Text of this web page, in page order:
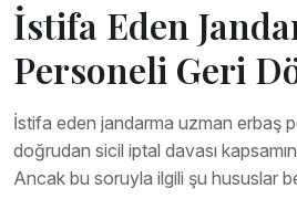
İstifa Eden
Personeli Geri
İstifa eden jandarma uzman erbaş
doğrudan sicil iptal davası
Ancak bu soruyla ilgili şu hususlar